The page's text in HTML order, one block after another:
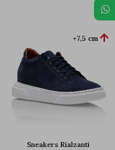
Sneakers Rialzanti
+7,5 cm 